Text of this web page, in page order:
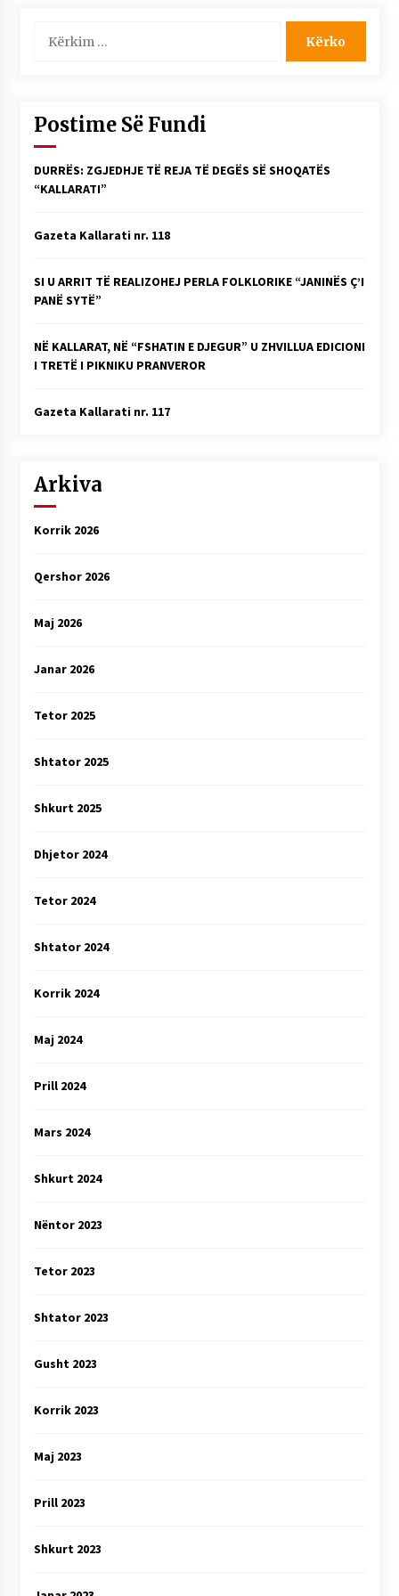
për:
Postime Së Fundi
DURRËS: ZGJEDHJE TË REJA TË DEGËS SË SHOQATËS
“KALLARATI”
Gazeta Kallarati nr. 118
SI U ARRIT TË REALIZOHEJ PERLA FOLKLORIKE “JANINËS Ç’I
PANË SYTË”
NË KALLARAT, NË “FSHATIN E DJEGUR” U ZHVILLUA EDICIONI
I TRETË I PIKNIKU PRANVEROR
Gazeta Kallarati nr. 117
Arkiva
Korrik 2026
Qershor 2026
Maj 2026
Janar 2026
Tetor 2025
Shtator 2025
Shkurt 2025
Dhjetor 2024
Tetor 2024
Shtator 2024
Korrik 2024
Maj 2024
Prill 2024
Mars 2024
Shkurt 2024
Nëntor 2023
Tetor 2023
Shtator 2023
Gusht 2023
Korrik 2023
Maj 2023
Prill 2023
Shkurt 2023